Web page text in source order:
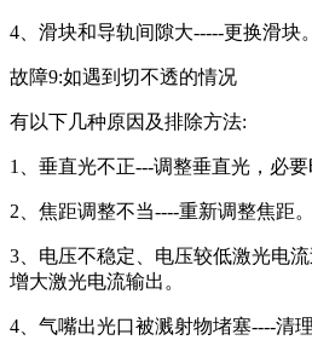
4、滑块和导轨间隙大-----更换滑块。
故障9:如遇到切不透的情况
有以下几种原因及排除方法:
1、垂直光不正---调整垂直光，必要
2、焦距调整不当----重新调整焦距。
3、电压不稳定、电压较低激光电
增大激光电流输出。
4、气嘴出光口被溅射物堵塞----清理